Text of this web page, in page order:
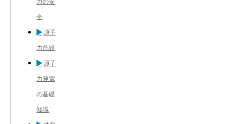
全
原子
力施設
原子
力発電
の基礎
知識